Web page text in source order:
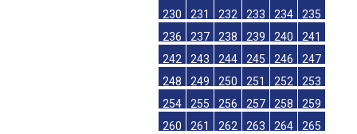
230
231 232 233 234
235
236
237 238 239 240
241
242
243 244 245 246
247
248
249 250 251 252
253
254
255 256 257 258
259
260
261 262 263 264
265